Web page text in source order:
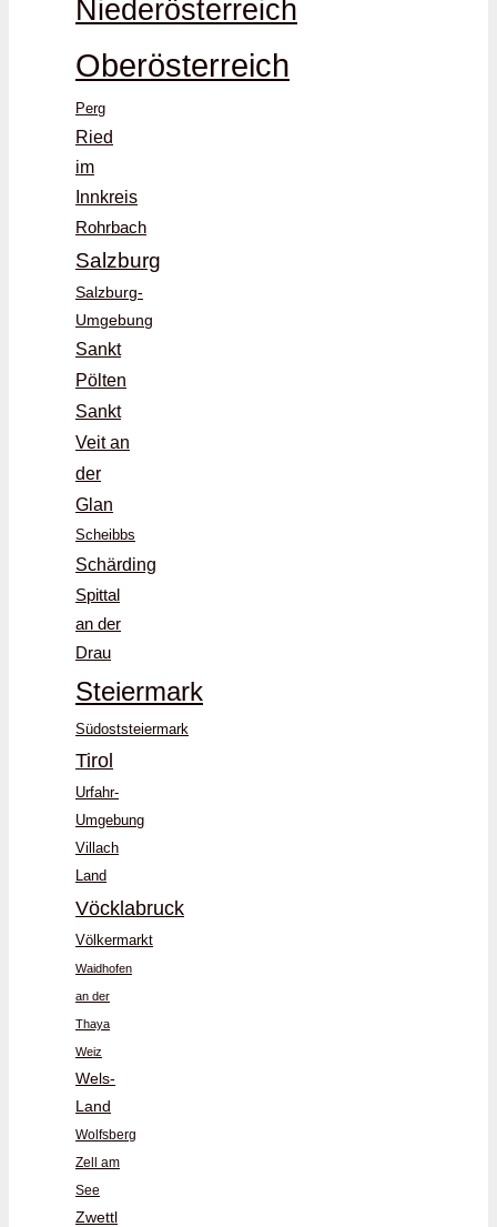
Niederösterreich
Oberösterreich
Perg
Ried
im
Innkreis
Rohrbach
Salzburg
Salzburg-
Umgebung
Sankt
Pölten
Sankt
Veit an
der
Glan
Scheibbs
Schärding
Spittal
an der
Drau
Steiermark
Südoststeiermark
Tirol
Urfahr-
Umgebung
Villach
Land
Vöcklabruck
Völkermarkt
Waidhofen
an der
Thaya
Weiz
Wels-
Land
Wolfsberg
Zell am
See
Zwettl